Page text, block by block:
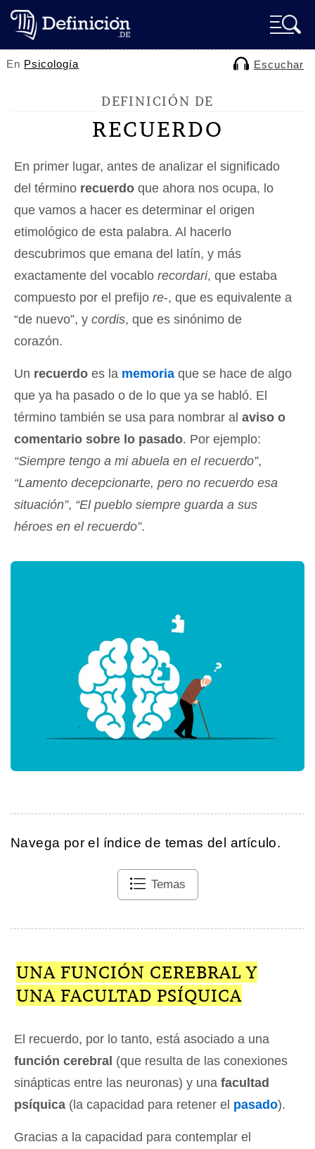
En Psicología Escuchar
DEFINICIÓN DE
RECUERDO
En primer lugar, antes de analizar el significado
del término recuerdo que ahora nos ocupa, lo
que vamos a hacer es determinar el origen
etimológico de esta palabra. Al hacerlo
descubrimos que emana del latín, y más
exactamente del vocablo recordari, que estaba
compuesto por el prefijo re-, que es equivalente a
“de nuevo”, y cordis, que es sinónimo de
corazón.
Un recuerdo es la memoria que se hace de algo
que ya ha pasado o de lo que ya se habló. El
término también se usa para nombrar al aviso o
comentario sobre lo pasado. Por ejemplo:
“Siempre tengo a mi abuela en el recuerdo”,
“Lamento decepcionarte, pero no recuerdo esa
situación”, “El pueblo siempre guarda a sus
héroes en el recuerdo”.
Navega por el índice de temas del artículo.
Temas
UNA FUNCIÓN CEREBRAL Y
UNA FACULTAD PSÍQUICA
El recuerdo, por lo tanto, está asociado a una
función cerebral (que resulta de las conexiones
sinápticas entre las neuronas) y una facultad
psíquica (la capacidad para retener el pasado).
Gracias a la capacidad para contemplar el